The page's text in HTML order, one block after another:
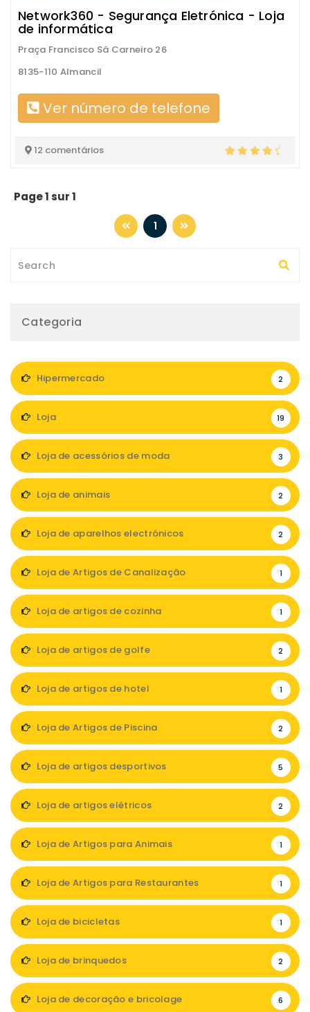
Network360 - Segurança Eletrónica - Loja
de informática
Praça Francisco Sá Carneiro 26
8135-110 Almancil
Ver número de telefone
12 comentários
Page 1 sur 1
1
Categoria
Hipermercado 2
Loja 19
Loja de acessórios de moda 3
Loja de animais 2
Loja de aparelhos electrónicos 2
Loja de Artigos de Canalização 1
Loja de artigos de cozinha 1
Loja de artigos de golfe 2
Loja de artigos de hotel 1
Loja de Artigos de Piscina 2
Loja de artigos desportivos 5
Loja de artigos elétricos 2
Loja de Artigos para Animais 1
Loja de Artigos para Restaurantes 1
Loja de bicicletas 1
Loja de brinquedos 2
Loja de decoração e bricolage 6